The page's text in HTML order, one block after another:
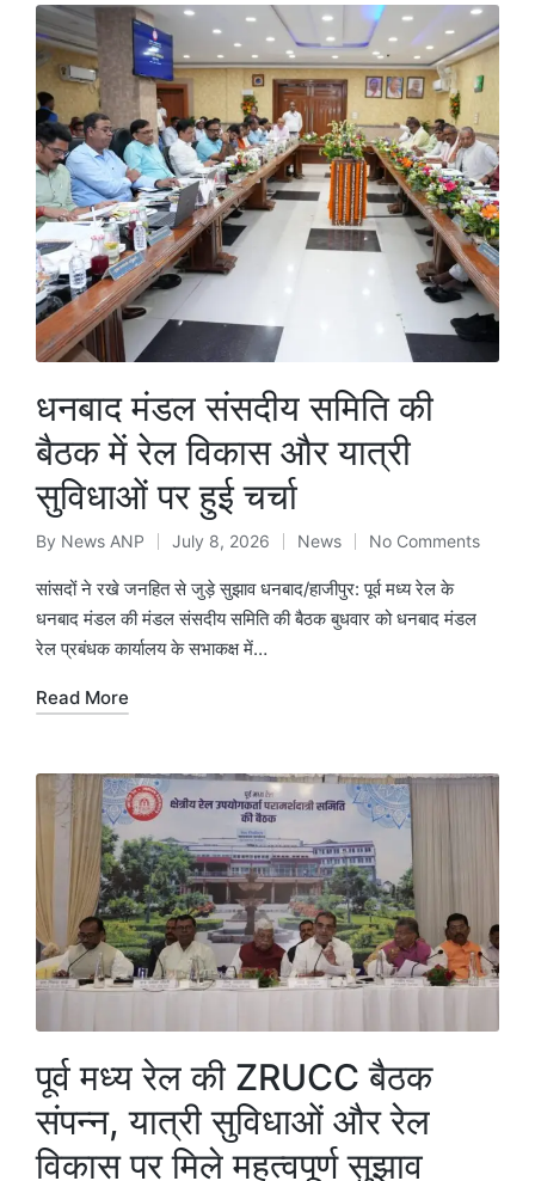
धनबाद मंडल संसदीय समिति की
बैठक में रेल विकास और यात्री
सुविधाओं पर हुई चर्चा
Posted
by
By News ANP July 8, 2026
Posted
in
News No Comments
सांसदों ने रखे जनहित से जुड़े सुझाव धनबाद/हाजीपुर: पूर्व मध्य रेल के
धनबाद मंडल की मंडल संसदीय समिति की बैठक बुधवार को धनबाद मंडल
रेल प्रबंधक कार्यालय के सभाकक्ष में…
Read More
पूर्व मध्य रेल की ZRUCC बैठक
संपन्न, यात्री सुविधाओं और रेल
विकास पर मिले महत्वपूर्ण सुझाव